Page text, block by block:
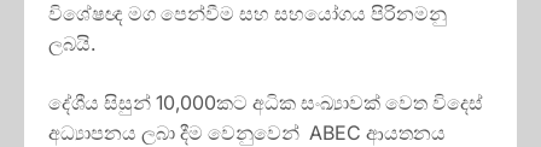
විශේෂඥ මග පෙන්වීම සහ සහයෝගය පිරිනමනු
ලබයි.
දේශීය සිසුන් 10,000කට අධික සංඛ්‍යාවක් වෙත විදෙස්
අධ්‍යාපනය ලබා දීම වෙනුවෙන් ABEC ආයතනය